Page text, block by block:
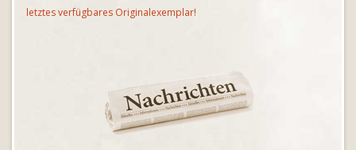
letztes verfügbares Originalexemplar!